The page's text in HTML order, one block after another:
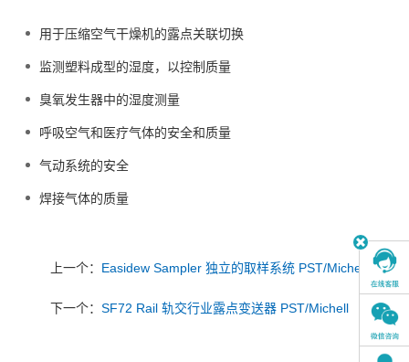
用于压缩空气干燥机的露点关联切换
监测塑料成型的湿度，以控制质量
臭氧发生器中的湿度测量
呼吸空气和医疗气体的安全和质量
气动系统的安全
焊接气体的质量
上一个： Easidew Sampler 独立的取样系统 PST/Michell
下一个： SF72 Rail 轨交行业露点变送器 PST/Michell